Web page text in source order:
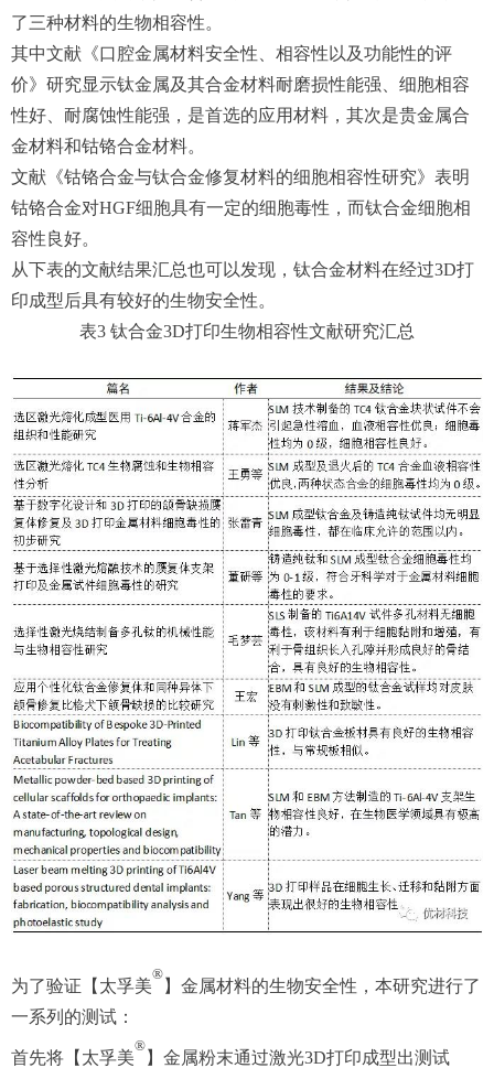
了三种材料的生物相容性。
其中文献《口腔金属材料安全性、相容性以及功能性的评
价》研究显示钛金属及其合金材料耐磨损性能强、细胞相容
性好、耐腐蚀性能强，是首选的应用材料，其次是贵金属合
金材料和钴铬合金材料。
文献《钴铬合金与钛合金修复材料的细胞相容性研究》表明
钴铬合金对HGF细胞具有一定的细胞毒性，而钛合金细胞相
容性良好。
从下表的文献结果汇总也可以发现，钛合金材料在经过3D打
印成型后具有较好的生物安全性。
表3 钛合金3D打印生物相容性文献研究汇总
为了验证【太孚美
®
】金属材料的生物安全性，本研究进行了
一系列的测试：
首先将【太孚美
®
】金属粉末通过激光3D打印成型出测试